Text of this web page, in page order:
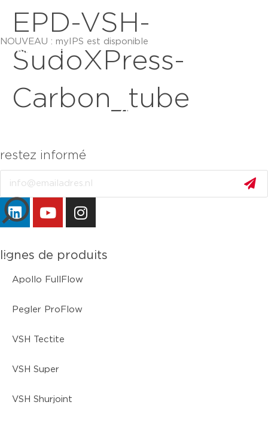
NOUVEAU : myIPS est disponible
plus d’infos
fermer
EPD-VSH-
SudoXPress-
Carbon_tube
restez informé
lignes de produits
Apollo FullFlow
Pegler ProFlow
VSH Tectite
VSH Super
VSH Shurjoint